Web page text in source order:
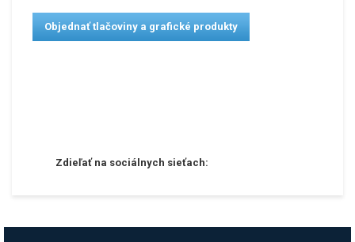
Objednať tlačoviny a grafické produkty
Zdieľať na sociálnych sieťach: